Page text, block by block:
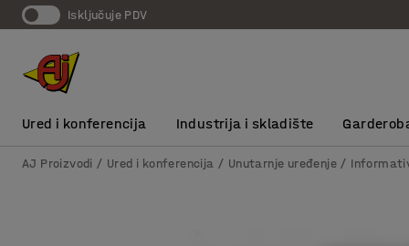
Isključuje PDV
Ured i konferencija Industrija i skladište
AJ Proizvodi Ured i konferencija Unutarnje uređenje